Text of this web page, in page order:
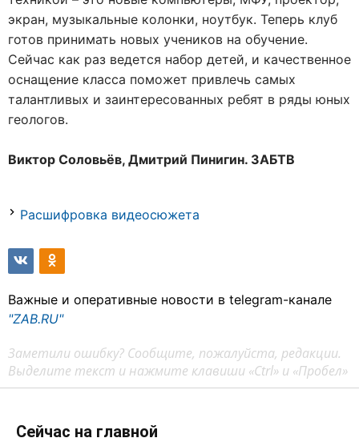
экран, музыкальные колонки, ноутбук. Теперь клуб
готов принимать новых учеников на обучение.
Сейчас как раз ведется набор детей, и качественное
оснащение класса поможет привлечь самых
талантливых и заинтересованных ребят в ряды юных
геологов.
Виктор Соловьёв, Дмитрий Пинигин. ЗАБТВ
Расшифровка видеосюжета
Важные и оперативные новости в telegram-канале
"ZAB.RU"
Заметили ошибку? Сообщите, пожалуйста, редакции.
Выделите текст и нажмите клавиши «Ctrl» и «Пробел»
Сейчас на главной